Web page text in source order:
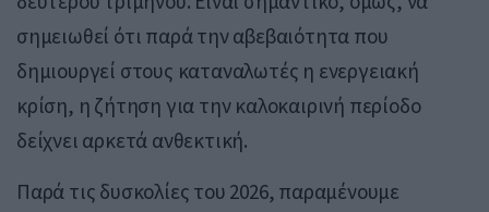
σημειωθεί ότι παρά την αβεβαιότητα που
δημιουργεί στους καταναλωτές η ενεργειακή
κρίση, η ζήτηση για την καλοκαιρινή περίοδο
δείχνει αρκετά ανθεκτική.
Παρά τις δυσκολίες του 2026, παραμένουμε